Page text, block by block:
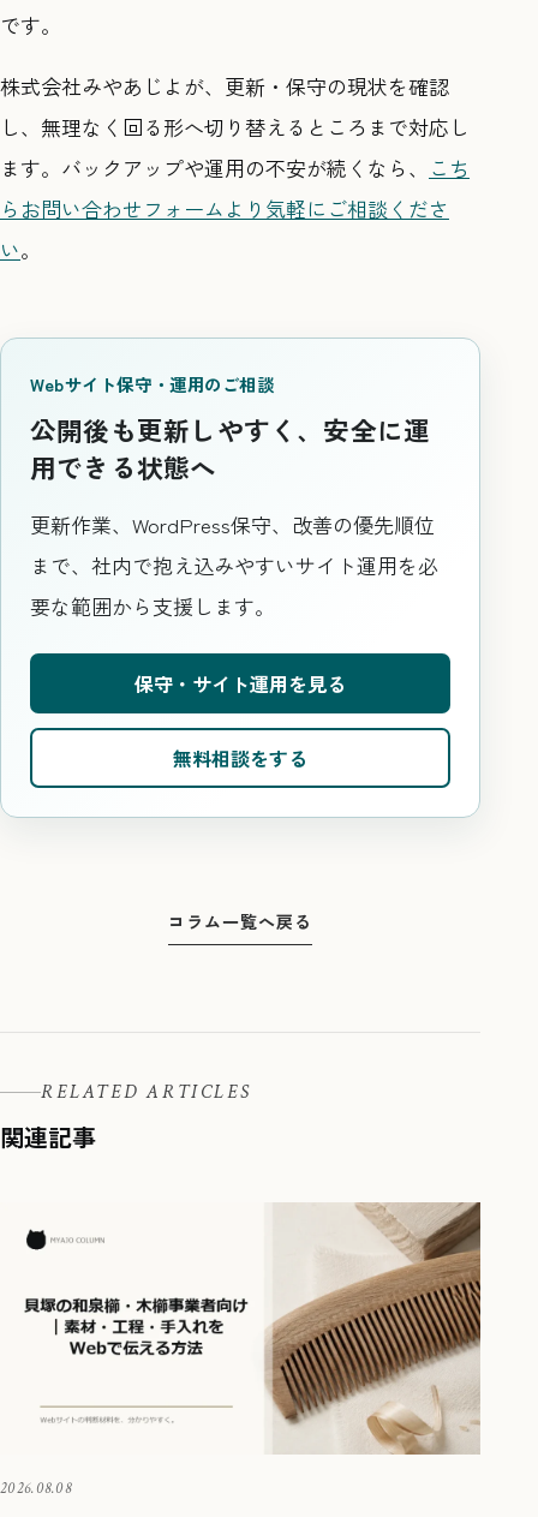
です。
株式会社みやあじよが、更新・保守の現状を確認
し、無理なく回る形へ切り替えるところまで対応し
ます。バックアップや運用の不安が続くなら、
こち
らお問い合わせフォームより気軽にご相談くださ
い。
Webサイト保守・運用のご相談
公開後も更新しやすく、安全に運
用できる状態へ
更新作業、WordPress保守、改善の優先順位
まで、社内で抱え込みやすいサイト運用を必
要な範囲から支援します。
保守・サイト運用を見る
無料相談をする
コラム一覧へ戻る
RELATED ARTICLES
関連記事
2026.08.08